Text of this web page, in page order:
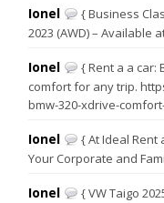
Ionel
{ Business
2023 (AWD) – Available
Ionel
{ Rent a a car:
comfort for any trip.
bmw-320-xdrive-
Ionel
{ At Ideal Rent
Your Corporate and
Ionel
{ VW Taigo